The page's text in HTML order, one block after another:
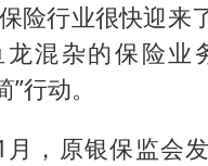
险行业很快迎来
混杂的保险业
”行动。
月，原银保监会